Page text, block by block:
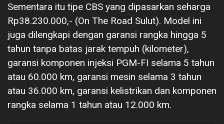
Sementara itu tipe CBS yang dipasarkan seharga
Rp38.230.000,- (On The Road Sulut). Model ini
juga dilengkapi dengan garansi rangka hingga 5
tahun tanpa batas jarak tempuh (kilometer),
garansi komponen injeksi PGM-FI selama 5 tahun
atau 60.000 km, garansi mesin selama 3 tahun
atau 36.000 km, garansi kelistrikan dan komponen
rangka selama 1 tahun atau 12.000 km.